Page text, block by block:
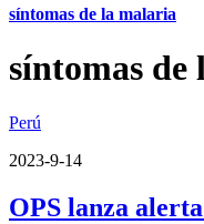
síntomas de la malaria
síntomas
Perú
2023-9-14
OPS lanza